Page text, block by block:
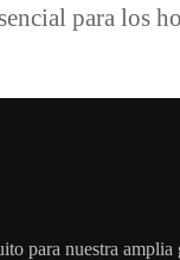
para los
para nuestra amplia